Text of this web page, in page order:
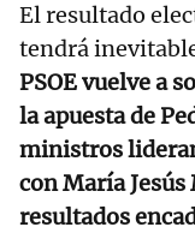
El resultado
tendrá
PSOE vuelve a
la apuesta de
ministros
con María
resultados